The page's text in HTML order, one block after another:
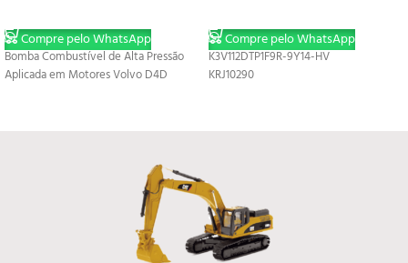
Compre pelo WhatsApp
Bomba Combustível de Alta Pressão
Aplicada em Motores Volvo D4D
Compre pelo WhatsApp
K3V112DTP1F9R-9Y14-HV
KRJ10290